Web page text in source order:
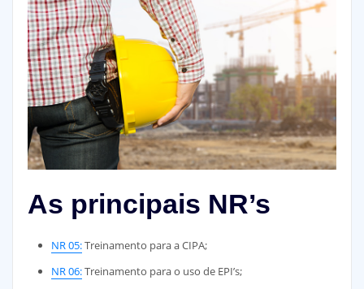
As principais NR’s
NR 05:Treinamento para a CIPA;
NR 06:Treinamento para o uso de EPI’s;